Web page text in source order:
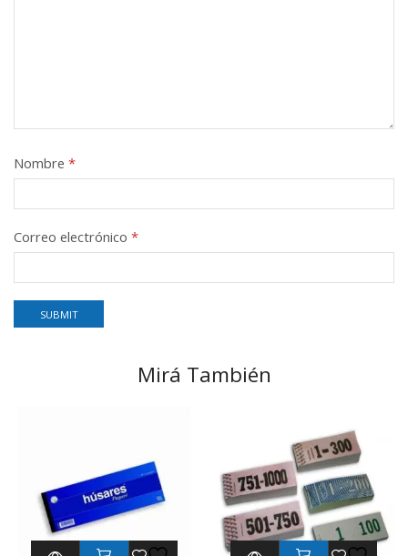
Nombre *
Correo electrónico *
Mirá También